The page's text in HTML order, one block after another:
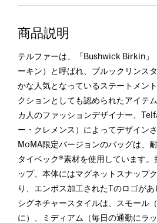
商品説明
テルファーは、「Bushwick Birkin」
ーキン）と呼ばれ、ブルックリンス
かな人気となっているステートメン
クションとしても認められたアイテ
カ人のファッションデザイナー、
ー・クレメンス）によってデザインさ
MoMA限定バージョンのバッグは、
タイベック®素材を使用しています
ップ、本体にはマグネットスナップ
り、エンボス加工されたTのロゴが
シグネチャースタイルは、スモール
に）、ミディアム（毎日の通勤にラ